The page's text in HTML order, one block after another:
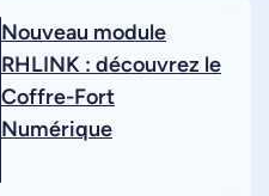
Nouveau module
RHLINK : découvrez le
Coffre-Fort
Numérique